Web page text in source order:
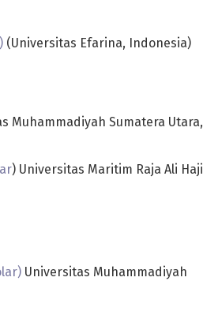
(Universitas Efarina, Indonesia)
Muhammadiyah Sumatera Utara,
) Universitas Maritim Raja Ali Haji
Universitas Muhammadiyah